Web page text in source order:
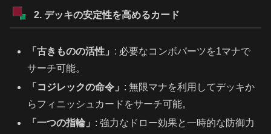
2. デッキの安定性を高めるカード
「古きものの活性」 : 必要なコンボパーツを1マナで
サーチ可能。
「コジレックの命令」 : 無限マナを利用してデッキか
らフィニッシュカードをサーチ可能。
「一つの指輪」 : 強力なドロー効果と一時的な防御力